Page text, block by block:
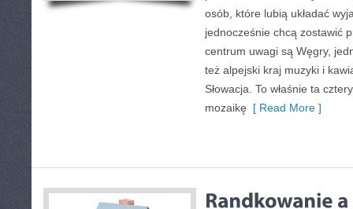
osób, które lubią układać
jednocześnie chcą zostawić
centrum uwagi są Węgry,
też alpejski kraj muzyki i
Słowacja. To właśnie ta
mozaikę [ Read More ]